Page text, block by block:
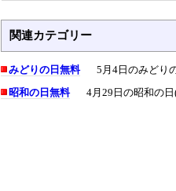
関連カテゴリー
みどりの日無料
5月4日のみどり
昭和の日無料
4月29日の昭和の